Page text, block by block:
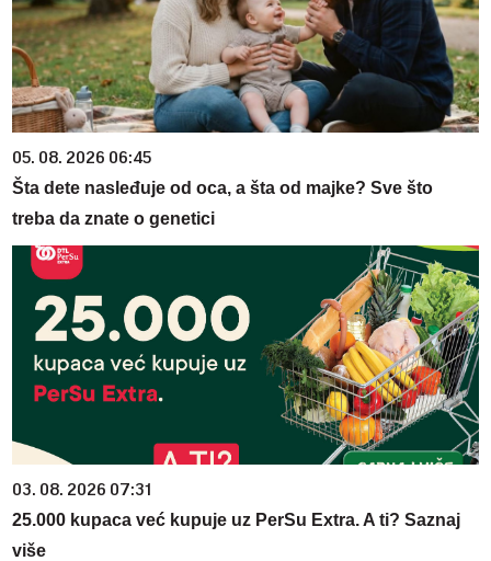
05. 08. 2026 06:45
Šta dete nasleđuje od oca, a šta od majke? Sve što
treba da znate o genetici
03. 08. 2026 07:31
25.000 kupaca već kupuje uz PerSu Extra. A ti? Saznaj
više